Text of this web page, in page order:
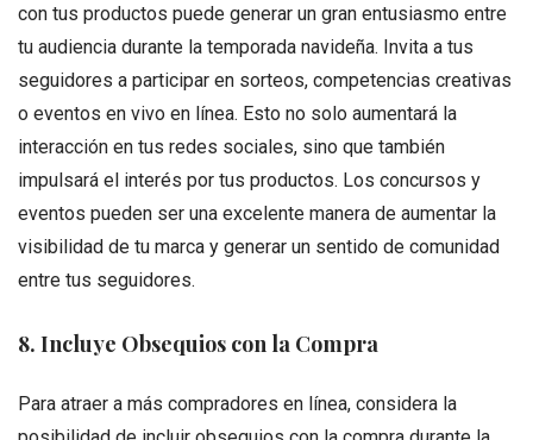
con tus productos puede generar un gran entusiasmo entre
tu audiencia durante la temporada navideña. Invita a tus
seguidores a participar en sorteos, competencias creativas
o eventos en vivo en línea. Esto no solo aumentará la
interacción en tus redes sociales, sino que también
impulsará el interés por tus productos. Los concursos y
eventos pueden ser una excelente manera de aumentar la
visibilidad de tu marca y generar un sentido de comunidad
entre tus seguidores.
8. Incluye Obsequios con la Compra
Para atraer a más compradores en línea, considera la